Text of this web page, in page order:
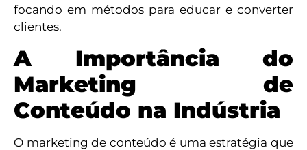
focando em métodos para educar e converter
clientes.
A Importância do
Marketing de
Conteúdo na Indústria
O marketing de conteúdo é uma estratégia que